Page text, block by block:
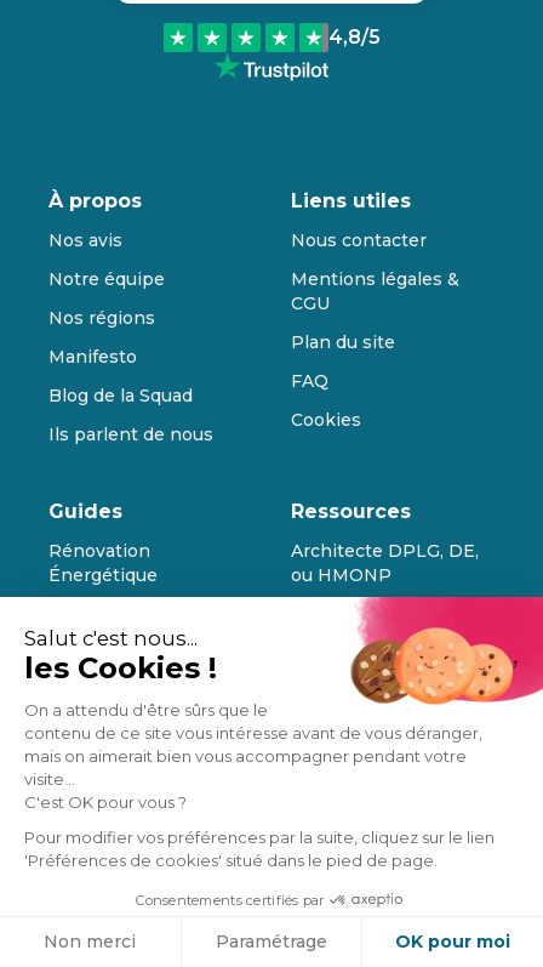
Salut c'est nous...
les Cookies !
On a attendu d'être sûrs que le
contenu de ce site vous intéresse avant de vous déranger,
mais on aimerait bien vous accompagner pendant votre
visite...
C'est OK pour vous ?
Pour modifier vos préférences par la suite, cliquez sur le lien
'Préférences de cookies' situé dans le pied de page.
Consentements certifiés par
Non merci Paramétrage OK pour moi
4,8/5
À propos
Nos avis
Notre équipe
Nos régions
Manifesto
Blog de la Squad
Ils parlent de nous
Liens utiles
Nous contacter
Mentions légales &
CGU
Plan du site
FAQ
Cookies
Guides
Rénovation
Énergétique
Appartement
Rénovation Maison
Rénovation Salle de
bain
Rénovation Cuisine
Devis travaux
Ressources
Architecte DPLG, DE,
ou HMONP
Comment poser un
Comment poser du
carrelage
Refaire sa salle de bain